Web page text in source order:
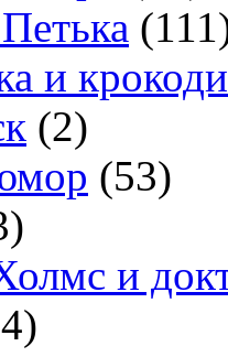
и
(2)
(53)
и